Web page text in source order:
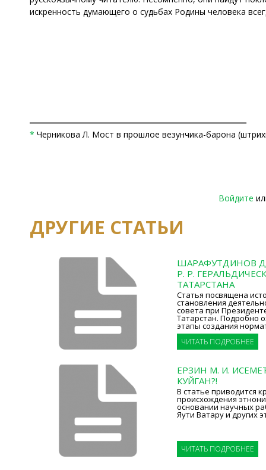
искренность думающего о судьбах Родины человека
* Черникова Л. Мост в прошлое везунчика-барона
Войдите
ДРУГИЕ СТАТЬИ
ШАРАФУТДИНОВ
Р. Р.
ТАТАРСТАНА
Статья посвящена
становления
совета при
Татарстан. Подробно
этапы создания
ЧИТАТЬ ПОДРОБНЕЕ
ЕРЗИН М. И.
КУЙГАН?!
В статье приводится
происхождения
основании научных
Яути Ватару и других
ЧИТАТЬ ПОДРОБНЕЕ